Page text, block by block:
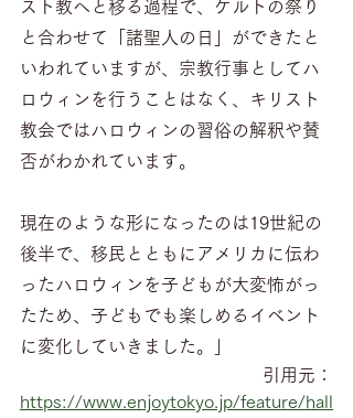
スト教へと移る過程で、ケルトの祭り
と合わせて「諸聖人の日」ができたと
いわれていますが、宗教行事としてハ
ロウィンを行うことはなく、キリスト
教会ではハロウィンの習俗の解釈や賛
否がわかれています。
現在のような形になったのは19世紀の
後半で、移民とともにアメリカに伝わ
ったハロウィンを子どもが大変怖がっ
たため、子どもでも楽しめるイベント
に変化していきました。」
引用元：
https://www.enjoytokyo.jp/feature/hall